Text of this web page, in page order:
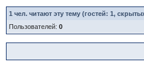
1 чел. читают эту тему (гостей: 1,
Пользователей: 0